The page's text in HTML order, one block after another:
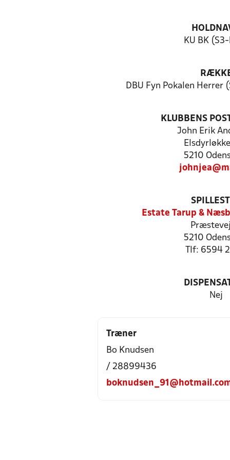
KU BK
DBU Fyn Pokalen Herrer
KLUBBENS
John Erik
5210
Estate Tarup &
5210
Tlf: 6594
Nej
Træner
Bo Knudsen
/ 28899436